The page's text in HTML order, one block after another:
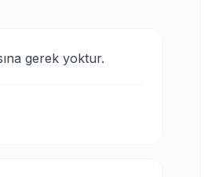
gerek yoktur.